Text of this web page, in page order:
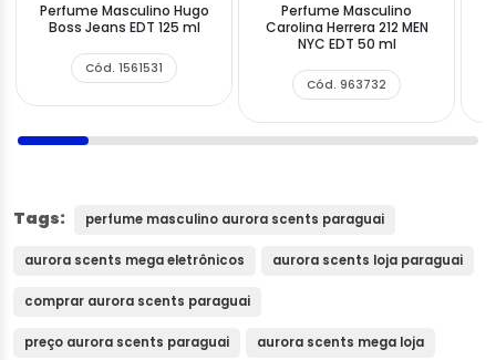
Perfume Masculino Hugo
Boss Jeans EDT 125 ml
Cód. 1561531
Perfume Masculino
Carolina Herrera 212 MEN
NYC EDT 50 ml
Cód. 963732
Tags: perfume masculino aurora scents paraguai
aurora scents mega eletrônicos aurora scents loja paraguai
comprar aurora scents paraguai
preço aurora scents paraguai aurora scents mega loja